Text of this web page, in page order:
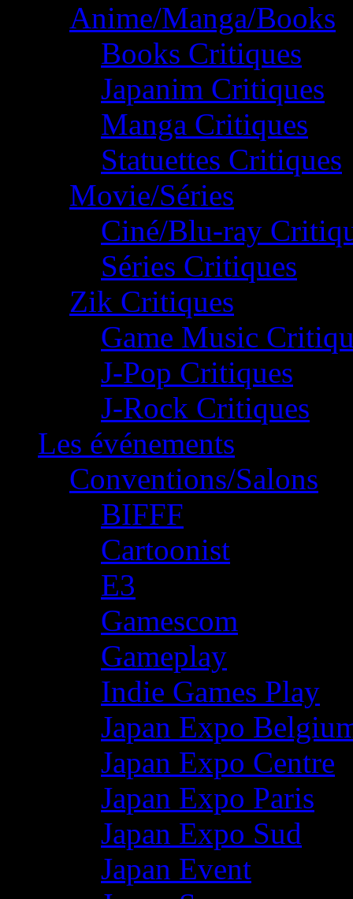
Anime/Manga/Books
Books Critiques
Japanim Critiques
Manga Critiques
Statuettes Critiques
Movie/Séries
Ciné/Blu-ray
Séries Critiques
Zik Critiques
Game Music
J-Pop Critiques
J-Rock Critiques
Les événements
Conventions/Salons
BIFFF
Cartoonist
E3
Gamescom
Gameplay
Indie Games Play
Japan Expo
Japan Expo Centre
Japan Expo Paris
Japan Expo Sud
Japan Event